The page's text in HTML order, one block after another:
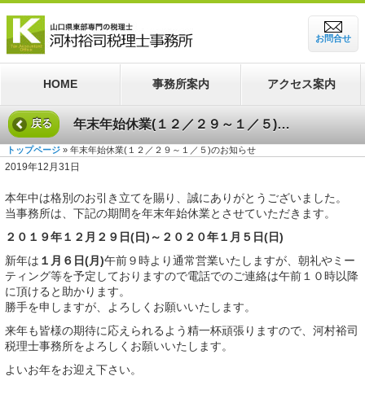
お問合せ
HOME 事務所案内 アクセス案内
戻る 年末年始休業(１２／２９～１／５)のお知らせ
トップページ » 年末年始休業(１２／２９～１／５)のお知らせ
2019年12月31日
本年中は格別のお引き立てを賜り、誠にありがとうございました。
当事務所は、下記の期間を年末年始休業とさせていただきます。
２０１９年１２月２９日(日)～２０２０年１月５日(日)
新年は １月６日(月)午前９時より通常営業いたしますが、朝礼やミー
ティング等を予定しておりますので電話でのご連絡は午前１０時以降
に頂けると助かります。
勝手を申しますが、よろしくお願いいたします。
来年も皆様の期待に応えられるよう精一杯頑張りますので、河村裕司
税理士事務所をよろしくお願いいたします。
よいお年をお迎え下さい。